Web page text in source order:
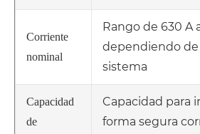
Corriente
nominal
Rango de 630 A
dependiendo de
sistema
Capacidad
de
Capacidad para
forma segura